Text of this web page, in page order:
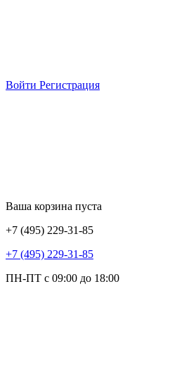
Войти Регистрация
Ваша корзина пуста
+7 (495) 229-31-85
+7 (495) 229-31-85
ПН-ПТ с 09:00 до 18:00